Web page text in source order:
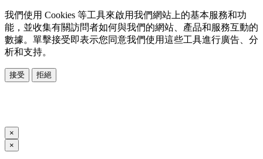
我們使用 Cookies 等工具來啟用我們網站上的基本服務和功
能，並收集有關訪問者如何與我們的網站、產品和服務互動的
數據。單擊接受即表示您同意我們使用這些工具進行廣告、分
析和支持。
接受 拒絕
×
×